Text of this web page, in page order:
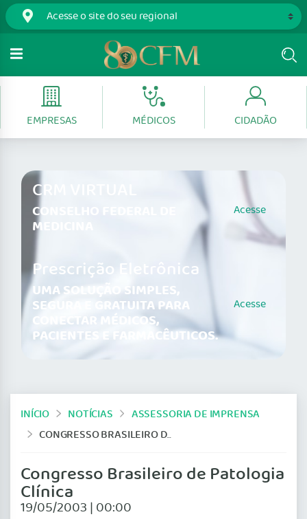
EMPRESAS MÉDICOS CIDADÃO
CRM VIRTUAL
CONSELHO FEDERAL DE
MEDICINA
Acesse
Prescrição Eletrônica
UMA SOLUÇÃO SIMPLES,
SEGURA E GRATUITA PARA
CONECTAR MÉDICOS,
PACIENTES E FARMACÊUTICOS.
Acesse
INÍCIO NOTÍCIAS
ASSESSORIA DE IMPRENSA
CONGRESSO BRASILEIRO DE PATOLOGIA CLÍNICA
Congresso Brasileiro de Patologia
Clínica
19/05/2003 | 00:00